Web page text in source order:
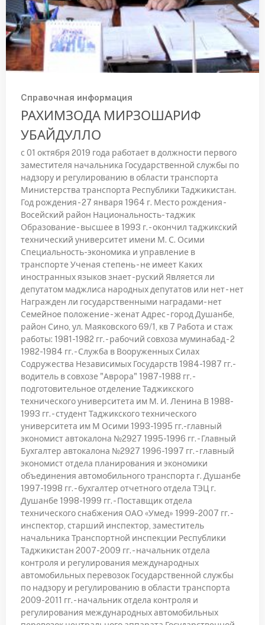
Справочная информация
РАХИМЗОДА МИРЗОШАРИФ
УБАЙДУЛЛО
с 01 октября 2019 года работает в должности первого
заместителя начальника Государственной службы по
надзору и регулированию в области транспорта
Министерства транспорта Республики Таджикистан.
Год рождения - 27 января 1964 г. Место рождения -
Восейский район Национальность- таджик
Образование - высшее в 1993 г. - окончил таджикский
технический университет имени М. С. Осими
Специальность-экономика и управление в
транспорте Ученая степень - не имеет Каких
иностранных языков знает -руский Является ли
депутатом маджлиса народных депутатов или нет - нет
Награжден ли государственными наградами- нет
Семейное положение - женат Адрес - город Душанбе,
район Сино, ул. Маяковского 69/1, кв 7 Работа и стаж
работы: 1981-1982 гг. - рабочий совхоза муминабад - 2
1982-1984 гг. - Служба в Вооруженных Силах
Содружества Независимых Государств 1984-1987 гг.-
водитель в совхозе "Аврора" 1987-1988 гг. -
подготовительное отделение Таджикского
технического университета им М. И. Ленина В 1988-
1993 гг. - студент Таджикского технического
университета им М Осими 1993-1995 гг.-главный
экономист автокалона №2927 1995-1996 гг. - Главный
Бухгалтер автокалона №2927 1996-1997 гг. - главный
экономист отдела планирования и экономики
объединения автомобильного транспорта г. Душанбе
1997-1998 гг. - бухгалтер отчетного отдела ТЭЦ г.
Душанбе 1998-1999 гг. - Поставщик отдела
технического снабжения ОАО «Умед» 1999-2007 гг. -
инспектор, старший инспектор, заместитель
начальника Транспортной инспекции Республики
Таджикистан 2007-2009 гг. - начальник отдела
контроля и регулирования международных
автомобильных перевозок Государственной службы
по надзору и регулированию в области транспорта
2009-2011 гг. - начальник отдела контроля и
регулирования международных автомобильных